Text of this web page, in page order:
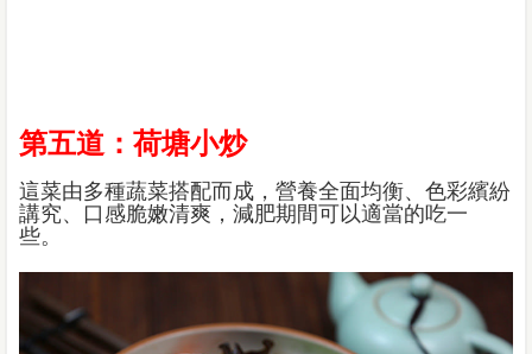
第五道：荷塘小炒
這菜由多種蔬菜搭配而成，營養全面均衡、色彩繽紛
講究、口感脆嫩清爽，減肥期間可以適當的吃一
些。